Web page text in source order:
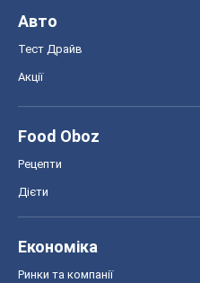
Авто
Тест Драйв
Акції
Food Oboz
Рецепти
Дієти
Економіка
Ринки та компанії